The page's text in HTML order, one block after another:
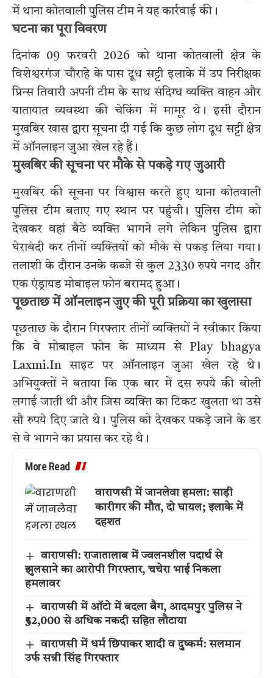
में थाना कोतवाली पुलिस टीम ने यह कार्रवाई की।
घटना का पूरा विवरण
दिनांक 09 फरवरी 2026 को थाना कोतवाली क्षेत्र के
विशेश्वरगंज चौराहे के पास दूध सट्टी इलाके में उप निरीक्षक
प्रिन्स तिवारी अपनी टीम के साथ संदिग्ध व्यक्ति वाहन और
यातायात व्यवस्था की चेकिंग में मामूर थे। इसी दौरान
मुखबिर खास द्वारा सूचना दी गई कि कुछ लोग दूध सट्टी क्षेत्र
में ऑनलाइन जुआ खेल रहे हैं।
मुखबिर की सूचना पर मौके से पकड़े गए जुआरी
मुखबिर की सूचना पर विश्वास करते हुए थाना कोतवाली
पुलिस टीम बताए गए स्थान पर पहुंची। पुलिस टीम को
देखकर वहां बैठे व्यक्ति भागने लगे लेकिन पुलिस द्वारा
घेराबंदी कर तीनों व्यक्तियों को मौके से पकड़ लिया गया।
तलाशी के दौरान उनके कब्जे से कुल 2330 रुपये नगद और
एक एंड्रायड मोबाइल फोन बरामद हुआ।
पूछताछ में ऑनलाइन जुए की पूरी प्रक्रिया का खुलासा
पूछताछ के दौरान गिरफ्तार तीनों व्यक्तियों ने स्वीकार किया
कि वे मोबाइल फोन के माध्यम से Play bhagya
Laxmi.In साइट पर ऑनलाइन जुआ खेल रहे थे।
अभियुक्तों ने बताया कि एक बार में दस रुपये की बोली
लगाई जाती थी और जिस व्यक्ति का टिकट खुलता था उसे
सौ रुपये दिए जाते थे। पुलिस को देखकर पकड़े जाने के डर
से वे भागने का प्रयास कर रहे थे।
More Read
वाराणसी में जानलेवा हमला: साड़ी
कारीगर की मौत, दो घायल; इलाके में
दहशत
वाराणसी: राजातालाब में ज्वलनशील पदार्थ से
झुलसाने का आरोपी गिरफ्तार, चचेरा भाई निकला
हमलावर
वाराणसी में ऑटो में बदला बैग, आदमपुर पुलिस ने
₹52,000 से अधिक नकदी सहित लौटाया
वाराणसी में धर्म छिपाकर शादी व दुष्कर्म: सलमान
उर्फ सन्नी सिंह गिरफ्तार